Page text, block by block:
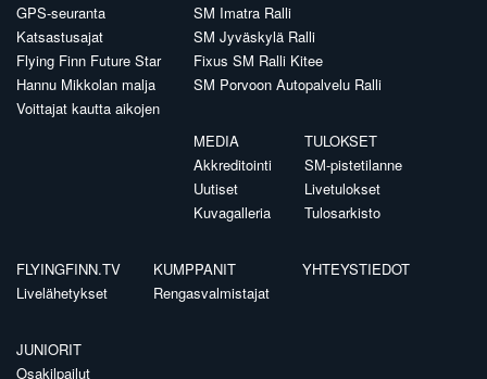
GPS-seuranta
Katsastusajat
Flying Finn Future Star
Hannu Mikkolan malja
Voittajat kautta aikojen
SM Imatra Ralli
SM Jyväskylä Ralli
Fixus SM Ralli Kitee
SM Porvoon Autopalvelu Ralli
MEDIA
Akkreditointi
Uutiset
Kuvagalleria
TULOKSET
SM-pistetilanne
Livetulokset
Tulosarkisto
FLYINGFINN.TV
Livelähetykset
KUMPPANIT
Rengasvalmistajat
YHTEYSTIEDOT
JUNIORIT
Osakilpailut